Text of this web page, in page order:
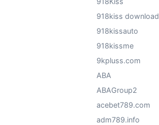
918kiss download
918kissauto
918kissme
9kpluss.com
ABA
ABAGroup2
acebet789.com
adm789.info